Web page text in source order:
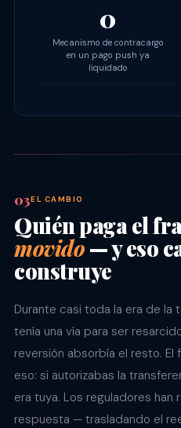
0
Mecanismo de contracargo
en un pago push ya
liquidado
EL CAMBIO
Quién paga el
movido— y eso
construye
Durante casi toda la era de la
tenía una vía para ser
reversión absorbía el resto.
eso: si autorizabas la
era tuya. Los reguladores han
respuesta — trasladando el